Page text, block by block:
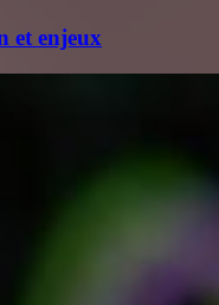
et enjeux